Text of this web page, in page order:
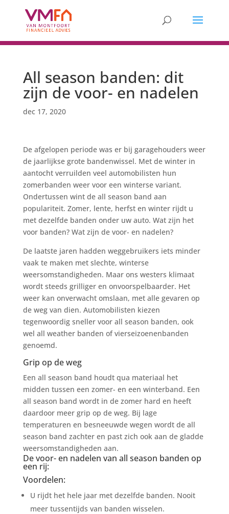
All season banden: dit
zijn de voor- en nadelen
dec 17, 2020
De afgelopen periode was er bij garagehouders weer
de jaarlijkse grote bandenwissel. Met de winter in
aantocht verruilden veel automobilisten hun
zomerbanden weer voor een winterse variant.
Ondertussen wint de all season band aan
populariteit. Zomer, lente, herfst en winter rijdt u
met dezelfde banden onder uw auto. Wat zijn het
voor banden? Wat zijn de voor- en nadelen?
De laatste jaren hadden weggebruikers iets minder
vaak te maken met slechte, winterse
weersomstandigheden. Maar ons westers klimaat
wordt steeds grilliger en onvoorspelbaarder. Het
weer kan onverwacht omslaan, met alle gevaren op
de weg van dien. Automobilisten kiezen
tegenwoordig sneller voor all season banden, ook
wel all weather banden of vierseizoenenbanden
genoemd.
Grip op de weg
Een all season band houdt qua materiaal het
midden tussen een zomer- en een winterband. Een
all season band wordt in de zomer hard en heeft
daardoor meer grip op de weg. Bij lage
temperaturen en besneeuwde wegen wordt de all
season band zachter en past zich ook aan de gladde
weersomstandigheden aan.
De voor- en nadelen van all season banden op
een rij:
Voordelen:
U rijdt het hele jaar met dezelfde banden. Nooit
meer tussentijds van banden wisselen.